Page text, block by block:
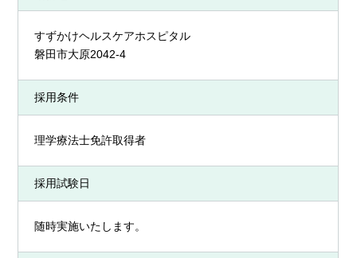
すずかけヘルスケアホスピタル
磐田市大原2042-4
採用条件
理学療法士免許取得者
採用試験日
随時実施いたします。